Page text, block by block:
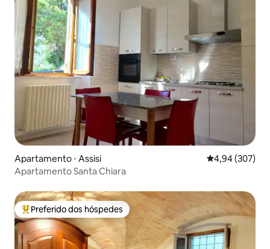
Apartamento ⋅ Assisi 4,94 de uma
4,94 (307)
Apartamento Santa Chiara
Entre os melhores preferidos dos hóspedes
Preferido dos hóspedes